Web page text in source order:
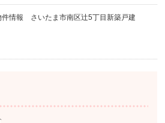
件情報 さいたま市南区辻5丁目新築戸建